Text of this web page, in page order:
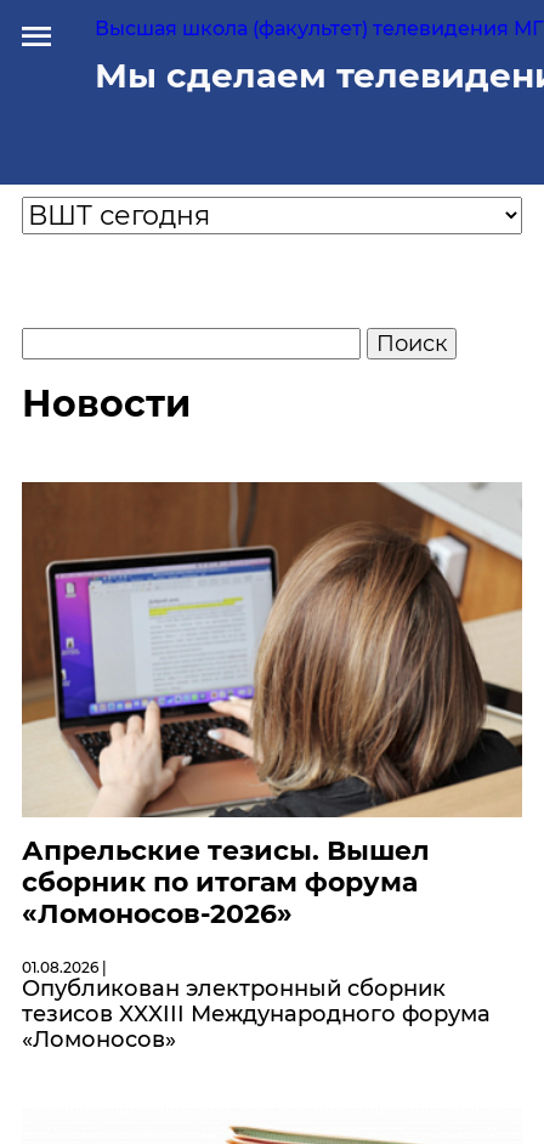
Высшая школа (факультет) телевидения
Мы сделаем
Новости
Апрельские тезисы. Вышел
сборник по итогам форума
«Ломоносов-2026»
01.08.2026 |
Опубликован электронный сборник
тезисов XXXIII Международного форума
«Ломоносов»